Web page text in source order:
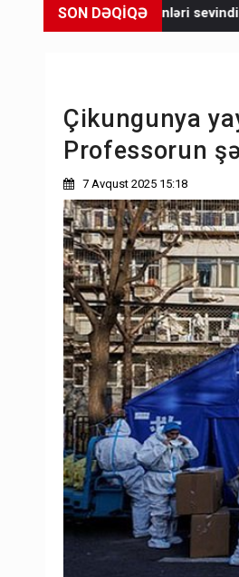
SON DƏQİQƏ
sevindirəcək AÇIQLAMA
Çikungunya
Professorun
7 Avqust 2025 15:18